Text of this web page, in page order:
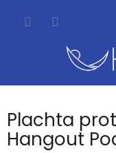
Plachta
Hangout